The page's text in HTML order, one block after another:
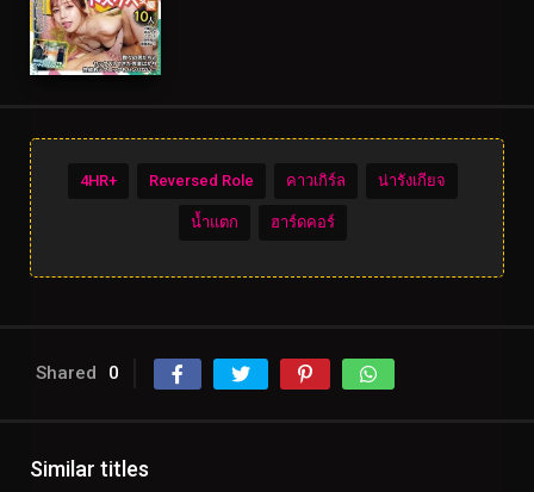
4HR+ Reversed Role คาวเกิร์ล น่ารังเกียจ
น้ำแตก ฮาร์ดคอร์
Shared 0
Similar titles